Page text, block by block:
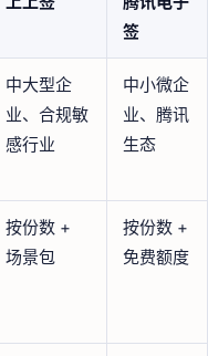
签
中大型企
业、合规敏
感行业
中小微企
业、腾讯
生态
按份数 +
场景包
按份数 +
免费额度